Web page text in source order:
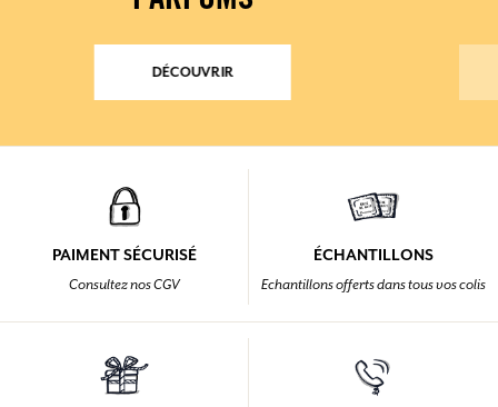
DÉCOUVRIR
PAIMENT SÉCURISÉ
Consultez nos CGV
ÉCHANTILLONS
Echantillons offerts dans tous vos colis